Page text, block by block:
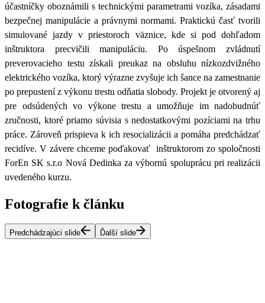
účastníčky oboznámili s technickými parametrami vozíka, zásadami
bezpečnej manipulácie a právnymi normami. Praktickú časť tvorili
simulované jazdy v priestoroch väznice, kde si pod dohľadom
inštruktora precvičili manipuláciu. Po úspešnom zvládnutí
preverovacieho testu získali preukaz na obsluhu nízkozdvižného
elektrického vozíka, ktorý výrazne zvyšuje ich šance na zamestnanie
po prepustení z výkonu trestu odňatia slobody. Projekt je otvorený aj
pre odsúdených vo výkone trestu a umožňuje im nadobudnúť
zručnosti, ktoré priamo súvisia s nedostatkovými pozíciami na trhu
práce. Zároveň prispieva k ich resocializácii a pomáha predchádzať
recidíve. V závere chceme poďakovať inštruktorom zo spoločnosti
ForEn SK s.r.o Nová Dedinka za výbornú spoluprácu pri realizácii
uvedeného kurzu.
Fotografie k článku
Predchádzajúci slide Ďalší slide